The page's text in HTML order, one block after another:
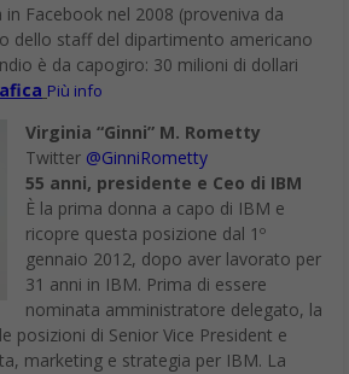
in Facebook nel 2008 (proveniva da
dello staff del dipartimento americano
è da capogiro: 30 milioni di dollari
Più info
Virginia “Ginni” M. Rometty
Twitter @GinniRometty
55 anni, presidente e Ceo di IBM
È la prima donna a capo di IBM e
ricopre questa posizione dal 1º
gennaio 2012, dopo aver lavorato per
31 anni in IBM. Prima di essere
nominata amministratore delegato, la
posizioni di Senior Vice President e
marketing e strategia per IBM. La